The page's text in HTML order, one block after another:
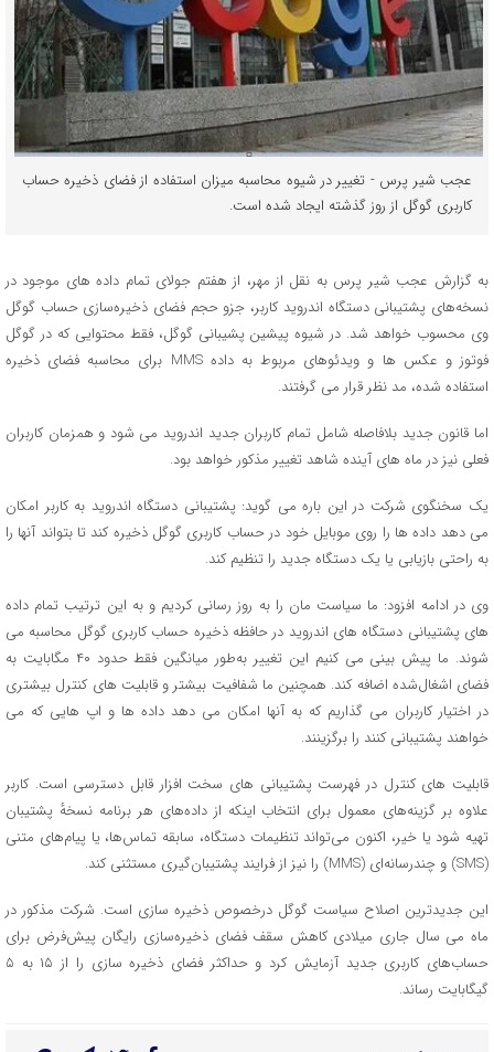
عجب شیر پرس - تغییر در شیوه محاسبه میزان استفاده از فضای ذخیره حساب
کاربری گوگل از روز گذشته ایجاد شده است.
به گزارش عجب شیر پرس به نقل از مهر، از هفتم جولای تمام داده های موجود در
نسخه‌های پشتیبانی دستگاه اندروید کاربر، جزو حجم فضای ذخیره‌سازی حساب گوگل‌
وی محسوب خواهد شد. در شیوه پیشین پشیبانی گوگل، فقط محتوایی که در گوگل
فوتوز و عکس ها و ویدئوهای مربوط به داده MMS برای محاسبه فضای ذخیره
استفاده شده، مد نظر قرار می گرفتند.
اما قانون جدید بلافاصله شامل تمام کاربران جدید اندروید می شود و همزمان کاربران
فعلی نیز در ماه های آینده شاهد تغییر مذکور خواهد بود.
یک سخنگوی شرکت در این باره می گوید: پشتیبانی دستگاه اندروید به کاربر امکان
می دهد داده ها را روی موبایل خود در حساب کاربری گوگل ذخیره کند تا بتواند آنها را
به راحتی بازیابی یا یک دستگاه جدید را تنظیم کند.
وی در ادامه افزود: ما سیاست مان را به روز رسانی کردیم و به این ترتیب تمام داده
های پشتیبانی دستگاه های اندروید در حافظه ذخیره حساب کاربری گوگل محاسبه می
شوند. ما پیش بینی می کنیم این تغییر به‌طور میانگین فقط حدود ۴۰ مگابایت به
فضای اشغال‌شده اضافه کند. همچنین ما شفافیت بیشتر و قابلیت های کنترل بیشتری
در اختیار کاربران می گذاریم که به آنها امکان می دهد داده ها و اپ هایی که می
خواهند پشتیبانی کنند را برگزینند.
قابلیت های کنترل در فهرست پشتیبانی های سخت افزار قابل دسترسی است. کاربر
علاوه بر گزینه‌های معمول برای انتخاب اینکه از داده‌های هر برنامه نسخهٔ پشتیبان
تهیه شود یا خیر، اکنون می‌تواند تنظیمات دستگاه، سابقه تماس‌ها، یا پیام‌های متنی
(SMS) و چندرسانه‌ای (MMS) را نیز از فرایند پشتیبان‌گیری مستثنی کند.
این جدیدترین اصلاح سیاست گوگل درخصوص ذخیره سازی است. شرکت مذکور در
ماه می سال جاری میلادی کاهش سقف فضای ذخیره‌سازی رایگان پیش‌فرض برای
حساب‌های کاربری جدید آزمایش کرد و حداکثر فضای ذخیره سازی را از ۱۵ به ۵
گیگابایت رساند.